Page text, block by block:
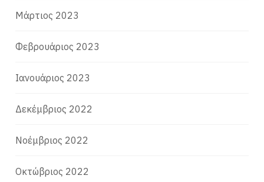
Μάρτιος 2023
Φεβρουάριος 2023
Ιανουάριος 2023
Δεκέμβριος 2022
Νοέμβριος 2022
Οκτώβριος 2022